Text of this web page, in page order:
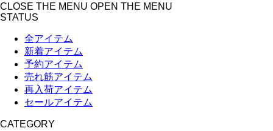
CLOSE THE MENU OPEN THE MENU
STATUS
全アイテム
新着アイテム
予約アイテム
売れ筋アイテム
再入荷アイテム
セールアイテム
CATEGORY